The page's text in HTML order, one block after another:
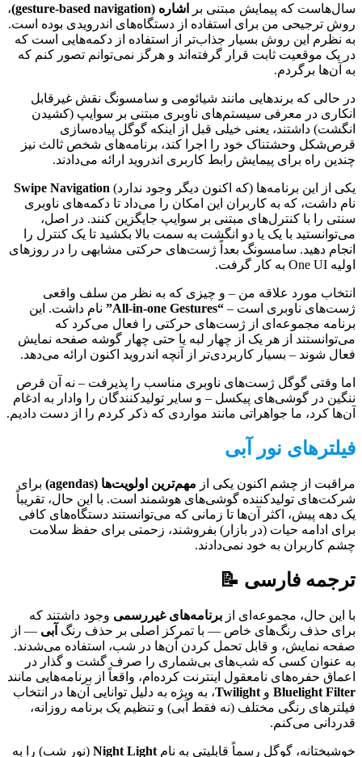
سال‌هاست که پیمایش مبتنی بر اشاره (gesture-based navigation)
،
روش ترجیحی من برای استفاده از دستگاه‌های اندرویدی بوده است.
به نظرم این روش بسیار جذاب‌تر از استفاده از دکمه‌هایی است که
در یک موقعیت ثابت قرار گرفته‌اند و هرگز نمی‌توانم تصور کنم که
به آن‌ها برگردم.
در حالی که برندهایی مانند شیائومی و سامسونگ نقش غیرقابل
انکاری در معرفی سیستم‌های ناوبری مبتنی بر سوایپ (کشیدن
انگشت) داشتند، یعنی خیلی قبل از اینکه گوگل پیاده‌سازی
قرص‌شکل وحشتناک خود را اجرا کند، برنامه‌های شخص ثالث نیز
چندین راه برای پیمایش رابط کاربری اندروید ارائه می‌دادند.
یکی از این برنامه‌ها (که اکنون دیگر وجود ندارد) Swipe Navigation
نام داشت، که به کاربران این امکان را می‌داد تا دکمه‌های ناوبری
سنتی را با کنترل‌های مبتنی بر سوایپ جایگزین کنند. در اصل،
می‌توانستید با یک یا دو انگشت به سمت بالا بکشید تا یک کنترل را
انجام دهید. سامسونگ بعداً ژست‌های حرکتی مشابهی را در روزهای
اولیه One UI به کار گرفت.
انتخاب مورد علاقه من – و چیزی که به نظر من سلف واقعی
ژست‌های ناوبری است – “All-in-one Gestures”
نام داشت. این
برنامه مجموعه‌ای از ژست‌های حرکتی را فعال می‌کرد که
می‌توانستند از هر یک از چهار لبه یا حتی چهار گوشه صفحه نمایش
فعال شوند – بسیار کاربردی‌تر از آنچه اندروید اکنون ارائه می‌دهد.
اما وقتی گوگل ژست‌های ناوبری مناسب را پذیرفت – نه آن قرص
ننگین در گوشی‌های پیکسل – و سایر تولیدکنندگان را وادار به ادغام
آن‌ها کرد، ما جواهراتی مانند مواردی که ذکر کردم را از دست دادیم.
فیلترهای نور آبی
مراقبت از چشم اکنون یکی از مهم‌ترین اولویت‌ها (agendas)
برای
شرکت‌های تولیدکننده گوشی‌های هوشمند است. با این حال، تقریباً
یک دهه پیش، اکثر آن‌ها تا زمانی که می‌توانستند دستگاه‌های کافی
برای ادامه حیات (در بازار) بفروشند، زحمتی برای حفظ سلامت
چشم کاربران به خود نمی‌دادند.
ترجمه فارسی 📝
با این حال، مجموعه‌ای از برنامه‌های غیررسمی وجود داشتند که
برای حذف رنگ‌های خاص — با تمرکز اصلی بر حذف رنگ آبی — از
صفحه نمایش، و قابل تحمل کردن آن‌ها در شب، استفاده می‌شدند.
به عنوان کسی که شب‌های بی‌شماری را صرف گشت و گذار در
اعماق حفره‌های نامعقول اینترنت کرده‌ام، واقعاً از برنامه‌هایی مانند
Bluelight Filter و Twilight، به ویژه به دلیل توانایی آن‌ها در انتخاب
فیلترهای رنگی مختلف (نه فقط آبی) و تنظیم یک برنامه روزانه،
قدردانی می‌کنم.
خوشبختانه، گوگل رسماً قابلیتی به نام Night Light (نور شب) را به